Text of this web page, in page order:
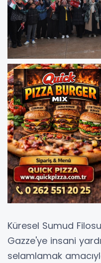
Küresel Sumud
Gazze'ye insani
selamlamak